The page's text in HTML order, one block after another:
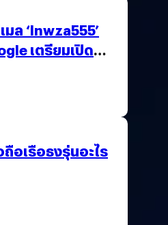
ล ‘lnwza555’
เตรียมเปิด
อเรือธงรุ่นอะไร